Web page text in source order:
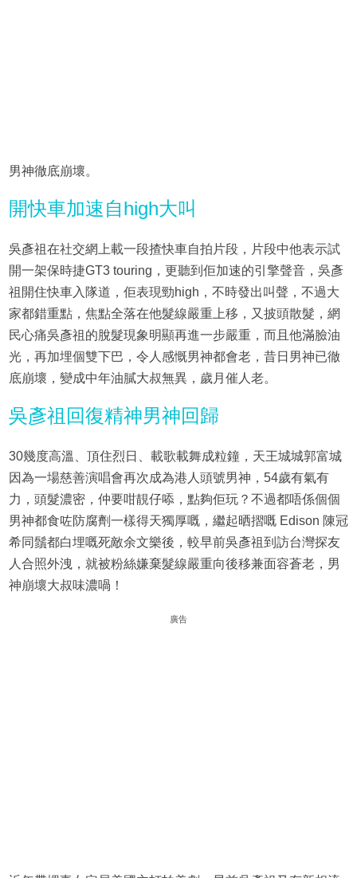
男神徹底崩壞。
開快車加速自high大叫
吳彥祖在社交網上載一段揸快車自拍片段，片段中他表示試
開一架保時捷GT3 touring，更聽到佢加速的引擎聲音，吳彥
祖開住快車入隊道，佢表現勁high，不時發出叫聲，不過大
家都錯重點，焦點全落在他髮線嚴重上移，又披頭散髮，網
民心痛吳彥祖的脫髮現象明顯再進一步嚴重，而且他滿臉油
光，再加埋個雙下巴，令人感慨男神都會老，昔日男神已徹
底崩壞，變成中年油膩大叔無異，歲月催人老。
吳彥祖回復精神男神回歸
30幾度高溫、頂住烈日、載歌載舞成粒鐘，天王城城郭富城
因為一場慈善演唱會再次成為港人頭號男神，54歲有氣有
力，頭髮濃密，仲要咁靚仔㖭，點夠佢玩？不過都唔係個個
男神都食咗防腐劑一樣得天獨厚嘅，繼起晒摺嘅 Edison 陳冠
希同鬚都白埋嘅死敵余文樂後，較早前吳彥祖到訪台灣探友
人合照外洩，就被粉絲嫌棄髮線嚴重向後移兼面容蒼老，男
神崩壞大叔味濃喎！
廣告